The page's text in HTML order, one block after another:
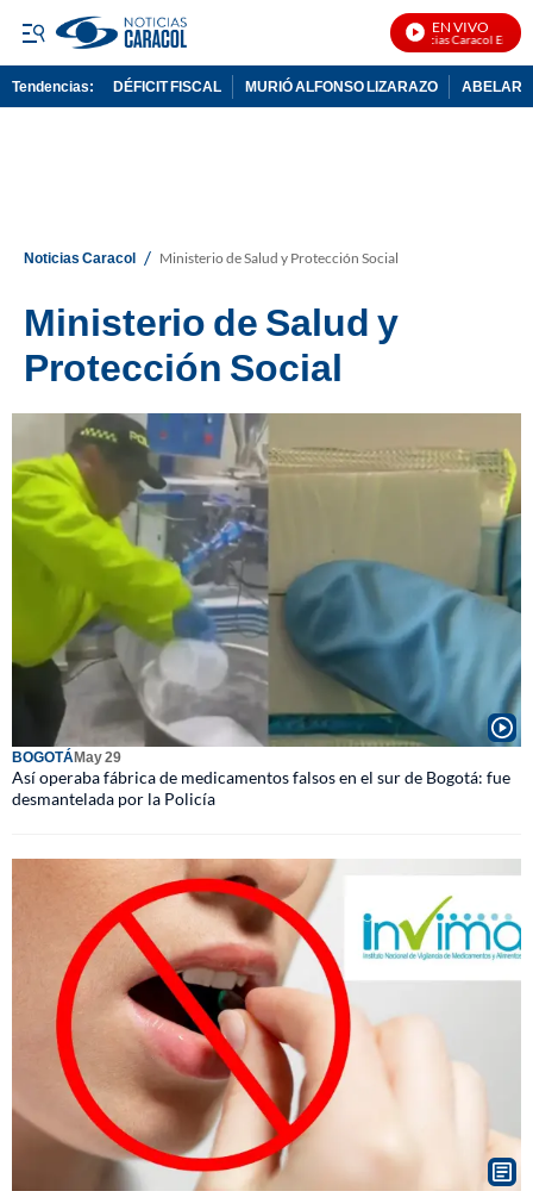
EN VIVO
Noticias Caracol En Vivo
Tendencias: DÉFICIT FISCAL MURIÓ ALFONSO LIZARAZO
Noticias Caracol / Ministerio de Salud y Protección Social
Ministerio de Salud y
Protección Social
BOGOTÁMay 29
Así operaba fábrica de medicamentos falsos en el sur de Bogotá: fue
desmantelada por la Policía